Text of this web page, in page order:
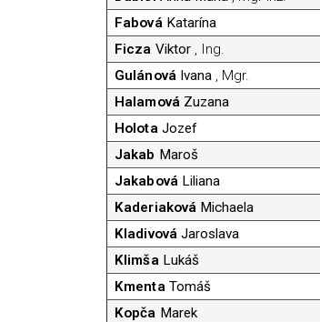
FabováKatarína
Ficza Viktor , Ing.
GulánováIvana , Mgr.
HalamováZuzana
HolotaJozef
Jakab Maroš
JakabováLiliana
Kaderiaková Michaela
KladivováJaroslava
KlimšaLukáš
KmentaTomáš
Kopča Marek